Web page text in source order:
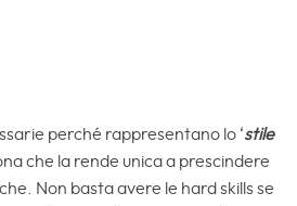
perché rappresentano lo ‘stile
che la rende unica a prescindere
Non basta avere le hard skills se